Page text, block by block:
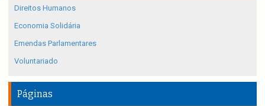
Direitos Humanos
Economia Solidária
Emendas Parlamentares
Voluntariado
Páginas